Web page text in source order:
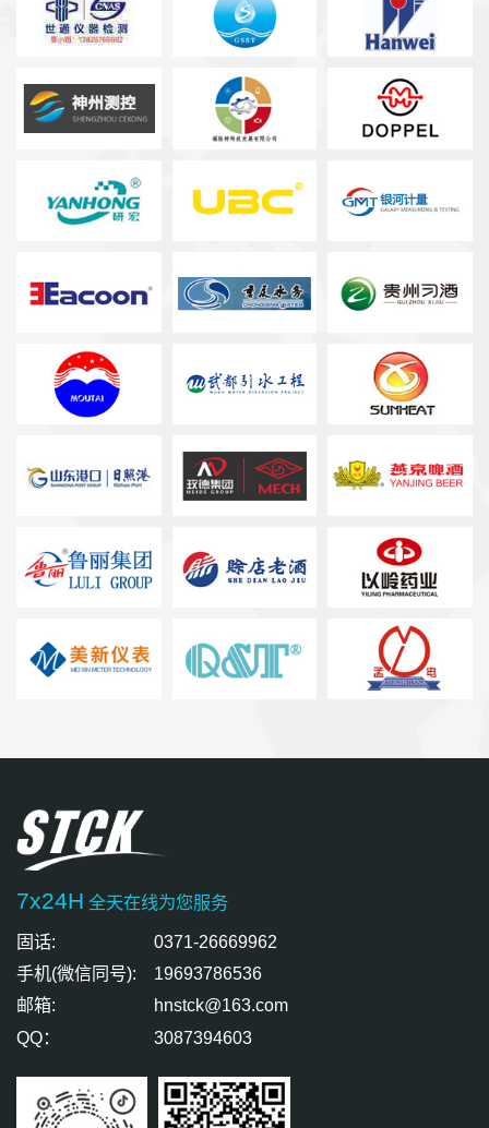
7x24H 全天在线为您服务
固话:
0371-26669962
手机(微信同号):
19693786536
邮箱:
hnstck@163.com
QQ：
3087394603